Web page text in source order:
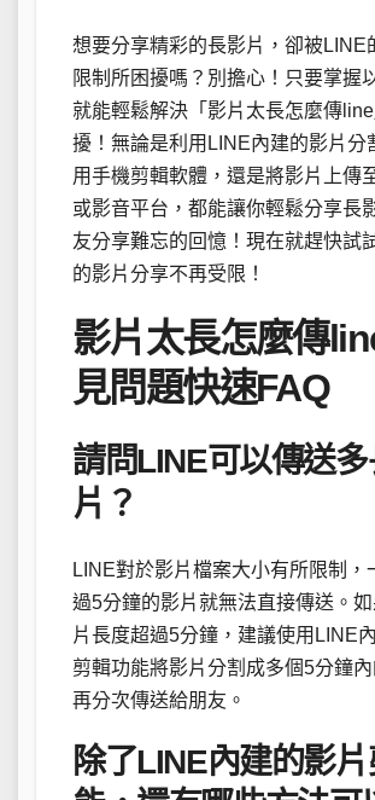
想要分享精彩的長影片，卻被LINE
限制所困擾嗎？別擔心！只要掌握
就能輕鬆解決「影片太長怎麼傳line
擾！無論是利用LINE內建的影片分
用手機剪輯軟體，還是將影片上傳
或影音平台，都能讓你輕鬆分享長
友分享難忘的回憶！現在就趕快試
的影片分享不再受限！
影片太長怎麼傳
見問題快速FAQ
請問LINE可以傳送
片？
LINE對於影片檔案大小有所限制，
過5分鐘的影片就無法直接傳送。
片長度超過5分鐘，建議使用LINE
剪輯功能將影片分割成多個5分鐘內
再分次傳送給朋友。
除了LINE內建的影